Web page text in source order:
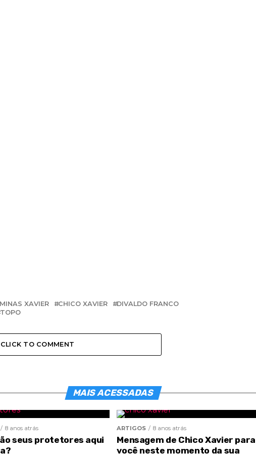
XAVIER CHICO XAVIER
DIVALDO FRANCO
TOPO
CLICK TO COMMENT
MAIS ACESSADAS
8 anos atrás
seus protetores aqui
ARTIGOS 8 anos atrás
Mensagem de Chico Xavier para
você neste momento da sua